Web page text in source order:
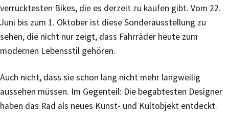
verrücktesten Bikes, die es derzeit zu kaufen gibt. Vom 22.
Juni bis zum 1. Oktober ist diese Sonderausstellung zu
sehen, die nicht nur zeigt, dass Fahrräder heute zum
modernen Lebensstil gehören.
Auch nicht, dass sie schon lang nicht mehr langweilig
aussehen müssen. Im Gegenteil: Die begabtesten Designer
haben das Rad als neues Kunst- und Kultobjekt entdeckt.